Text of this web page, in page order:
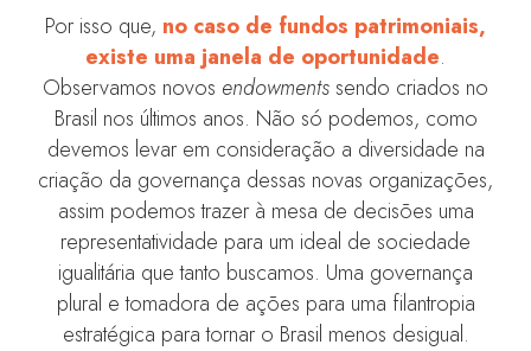
Por isso que, no caso de fundos patrimoniais,
existe uma janela de oportunidade.
Observamos novos endowmentssendo criados no
Brasil nos últimos anos. Não só podemos, como
devemos levar em consideração a diversidade na
criação da governança dessas novas organizações,
assim podemos trazer à mesa de decisões uma
representatividade para um ideal de sociedade
igualitária que tanto buscamos. Uma governança
plural e tomadora de ações para uma filantropia
estratégica para tornar o Brasil menos desigual.